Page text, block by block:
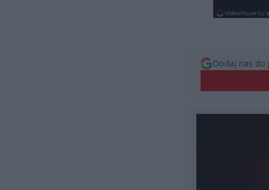
Dodaj nas do